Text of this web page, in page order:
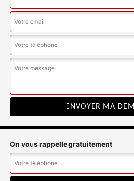
On vous rappelle gratuitement